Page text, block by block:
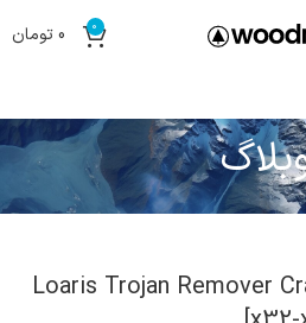
0
0تومان
Loaris Trojan Remover